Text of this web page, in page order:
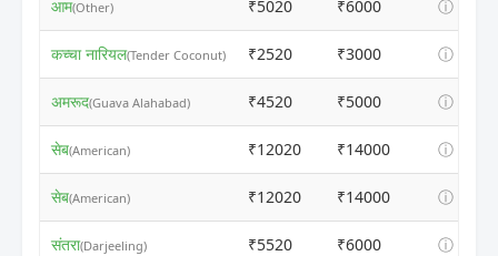
आम(Other) ₹5020 ₹6000 ⓘ
कच्चा नारियल(Tender Coconut) ₹2520 ₹3000 ⓘ
अमरूद(Guava Alahabad) ₹4520 ₹5000 ⓘ
सेब(American) ₹12020 ₹14000 ⓘ
सेब(American) ₹12020 ₹14000 ⓘ
संतरा(Darjeeling) ₹5520 ₹6000 ⓘ